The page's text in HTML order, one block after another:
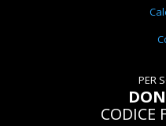
PER
CODICE